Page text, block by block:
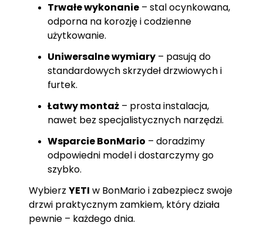
Trwałe wykonanie – stal ocynkowana,
odporna na korozję i codzienne
użytkowanie.
Uniwersalne wymiary – pasują do
standardowych skrzydeł drzwiowych i
furtek.
Łatwy montaż – prosta instalacja,
nawet bez specjalistycznych narzędzi.
Wsparcie BonMario – doradzimy
odpowiedni model i dostarczymy go
szybko.
Wybierz YETI w BonMario i zabezpiecz swoje
drzwi praktycznym zamkiem, który działa
pewnie – każdego dnia.